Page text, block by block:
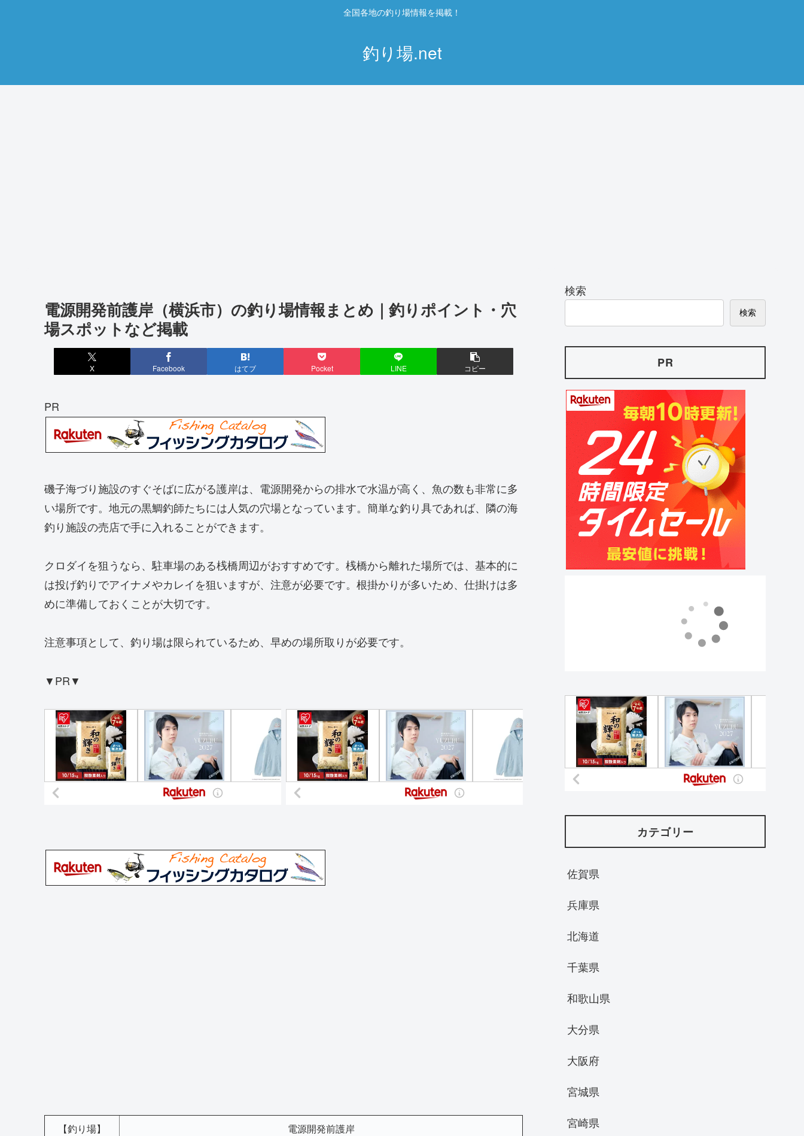
全国各地の釣り場情報を掲載！
釣り場.net
電源開発前護岸（横浜市）の釣り場情報まとめ｜釣りポイント・穴
場スポットなど掲載
X Facebook はてブ Pocket LINE コピー
PR
磯子海づり施設のすぐそばに広がる護岸は、電源開発からの排水で水温が高く、魚の数も非常に多
い場所です。地元の黒鯛釣師たちには人気の穴場となっています。簡単な釣り具であれば、隣の海
釣り施設の売店で手に入れることができます。
クロダイを狙うなら、駐車場のある桟橋周辺がおすすめです。桟橋から離れた場所では、基本的に
は投げ釣りでアイナメやカレイを狙いますが、注意が必要です。根掛かりが多いため、仕掛けは多
めに準備しておくことが大切です。
注意事項として、釣り場は限られているため、早めの場所取りが必要です。
▼PR▼
【釣り場】
電源開発前護岸
検索
検索
PR
カテゴリー
佐賀県
兵庫県
北海道
千葉県
和歌山県
大分県
大阪府
宮城県
宮崎県